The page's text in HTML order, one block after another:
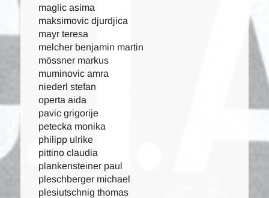
maglic asima
maksimovic djurdjica
mayr teresa
melcher benjamin martin
mössner markus
muminovic amra
niederl stefan
operta aida
pavic grigorije
petecka monika
philipp ulrike
pittino claudia
plankensteiner paul
pleschberger michael
plesiutschnig thomas